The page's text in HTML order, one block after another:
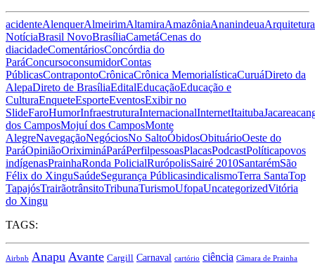
acidenteAlenquerAlmeirimAltamiraAmazôniaAnanindeuaArquitetura
NotíciaBrasil NovoBrasíliaCametáCenas do
diacidadeComentáriosConcórdia do
ParáConcursoconsumidorContas
PúblicasContrapontoCrônicaCrônica MemorialísticaCuruáDireto da
AlepaDireto de BrasíliaEditalEducaçãoEducação e
CulturaEnqueteEsporteEventosExibir no
SlideFaroHumorInfraestruturaInternacionalInternetItaituba
dos CamposMojuí dos CamposMonte
AlegreNavegaçãoNegóciosNo SaltoÓbidosObituárioOeste do
ParáOpiniãoOriximináParáPerfilpessoasPlacasPodcastPolíticapovos
indígenasPrainhaRonda PolicialRurópolisSairé 2010SantarémSão
Félix do XinguSaúdeSegurança PúblicasindicalismoTerra SantaTop
TapajósTrairãotrânsitoTribunaTurismoUfopaUncategorizedVitória
do Xingu
TAGS:
Airbnb Anapu Avante Cargill Carnaval cartório ciência Câmara de Prainha